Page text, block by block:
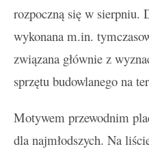
rozpoczną się w sierpniu.
wykonana m.in.
związana głównie z
sprzętu budowlanego na
Motywem przewodnim
dla najmłodszych. Na